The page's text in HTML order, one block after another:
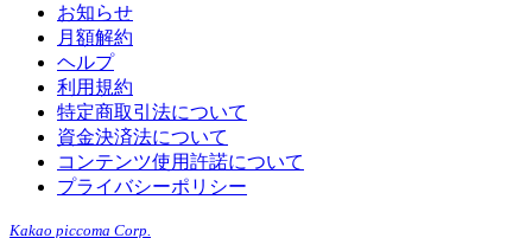
お知らせ
月額解約
ヘルプ
利用規約
特定商取引法について
資金決済法について
コンテンツ使用許諾について
プライバシーポリシー
Kakao piccoma Corp.